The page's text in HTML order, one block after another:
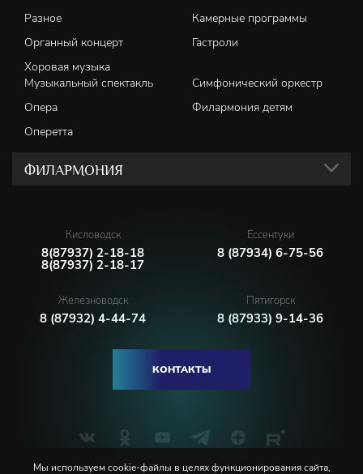
Разное
Камерные программы
Органный концерт
Гастроли
Хоровая музыка
Музыкальный спектакль
Симфонический оркестр
Опера
Филармония детям
Оперетта
ФИЛАРМОНИЯ
Кисловодск
8(87937) 2-18-18
8(87937) 2-18-17
Ессентуки
8 (87934) 6-75-56
Железноводск
8 (87932) 4-44-74
Пятигорск
8 (87933) 9-14-36
КОНТАКТЫ
Мы используем cookie-файлы в целях функционирования сайта,